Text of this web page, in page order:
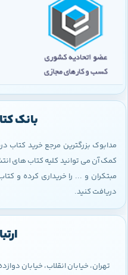
بانک
مدابوک بزرگترین مرجع خرید
کمک آن می توانید کلیه کتاب های
مبتکران و ... را خریداری کرده و
دریافت کنید.
تهران، خیابان انقلاب، خیابان